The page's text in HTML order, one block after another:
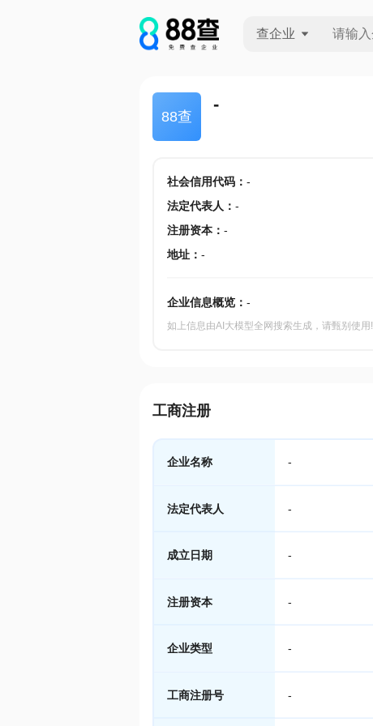
查企业
88查
-
社会信用代码： -
法定代表人 ： -
注册资本： -
地址： -
企业信息概览： -
如上信息由AI大模型全网搜索生成，请甄别使用!
工商注册
企业名称 -
法定代表人 -
成立日期 -
注册资本 -
企业类型 -
工商注册号 -